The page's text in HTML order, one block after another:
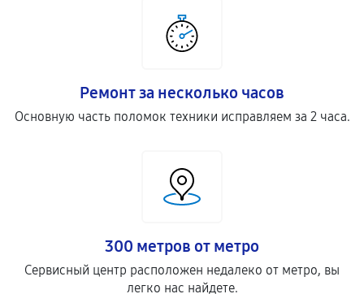
Ремонт за несколько часов
Основную часть поломок техники исправляем за 2 часа.
300 метров от метро
Сервисный центр расположен недалеко от метро, вы
легко нас найдете.